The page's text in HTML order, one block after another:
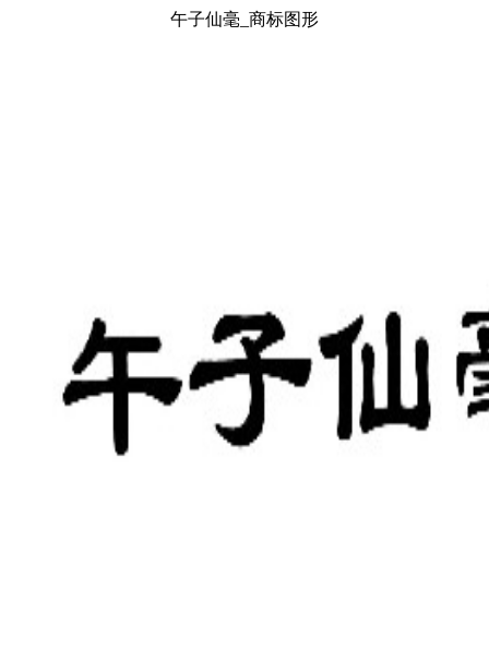
午子仙毫_商标图形